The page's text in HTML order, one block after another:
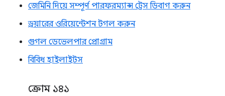
জেমিনি দিয়ে সম্পূর্ণ পারফরম্যান্স ট্রেস ডিবাগ করুন
ড্রয়ারের ওরিয়েন্টেশন টগল করুন
গুগল ডেভেলপার প্রোগ্রাম
বিবিধ হাইলাইটস
ক্রোম ১৪১